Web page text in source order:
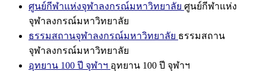
ศูนย์กีฬาแห่งจุฬาลงกรณ์มหาวิทยาลัย ศูนย์กีฬาแห่ง
จุฬาลงกรณ์มหาวิทยาลัย
ธรรมสถานจุฬาลงกรณ์มหาวิทยาลัย ธรรมสถาน
จุฬาลงกรณ์มหาวิทยาลัย
อุทยาน 100 ปี จุฬาฯ อุทยาน 100 ปี จุฬาฯ